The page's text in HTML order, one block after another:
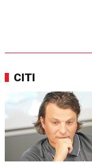
CITI